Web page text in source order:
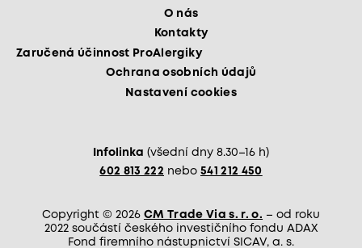
O nás
Kontakty
Zaručená účinnost ProAlergiky
Ochrana osobních údajů
Nastavení cookies
Infolinka (všední dny 8.30–16 h)
602 813 222 nebo 541 212 450
Copyright © 2026 CM Trade Via s. r. o. – od roku
2022 součástí českého investičního fondu ADAX
Fond firemního nástupnictví SICAV, a. s.